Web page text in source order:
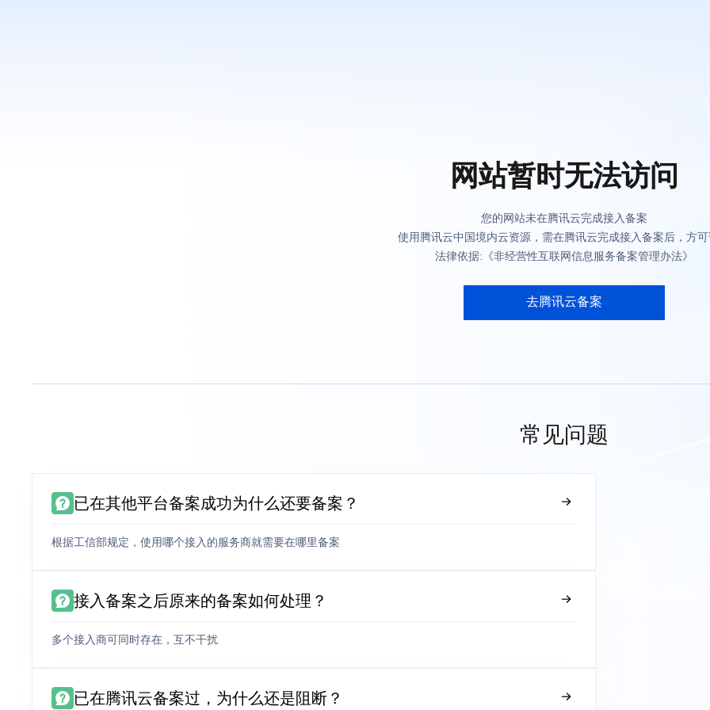
网站暂时无法访问
您的网站未在腾讯云完成接入备案
使用腾讯云中国境内云资源，需在腾讯云完成接入备案后，方
法律依据:《非经营性互联网信息服务备案管理办法》
去腾讯云备案
常见问题
已在其他平台备案成功为什么还要备案？
根据工信部规定，使用哪个接入的服务商就需要在哪里备案
接入备案之后原来的备案如何处理？
多个接入商可同时存在，互不干扰
已在腾讯云备案过，为什么还是阻断？